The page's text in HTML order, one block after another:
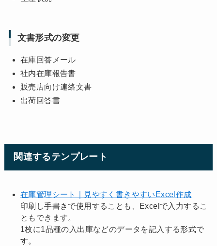
文書形式の変更
在庫回答メール
社内在庫報告書
販売店向け連絡文書
出荷回答書
関連するテンプレート
在庫管理シート｜見やすく書きやすいExcel作成
印刷し手書きで使用することも、Excelで入力するこ
ともできます。
1枚に1品種の入出庫などのデータを記入する形式で
す。